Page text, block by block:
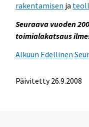
rakentamisen ja
Seuraava vuoden
toimialakatsaus
Alkuun Edellinen
Päivitetty26.9.2008